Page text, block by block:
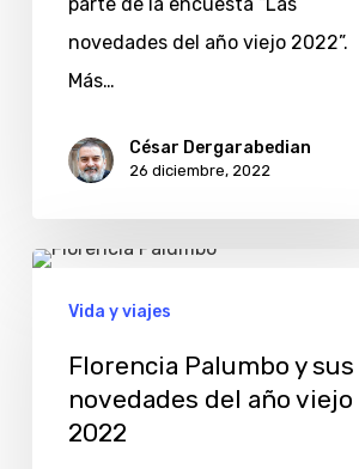
viejo
2022
parte de la encuesta “Las
novedades del año viejo 2022”.
Más…
César Dergarabedian
26 diciembre, 2022
Florencia
Palumbo
novedades
Vida y viajes
Florencia Palumbo y sus
novedades del año viejo
2022